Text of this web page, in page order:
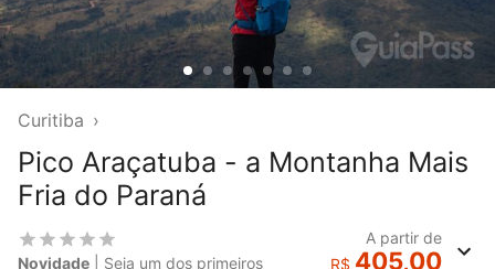
Curitiba ›
Pico Araçatuba - a Montanha Mais
Fria do Paraná
Novidade | Seja um dos primeiros
A partir de
R$ 405,00